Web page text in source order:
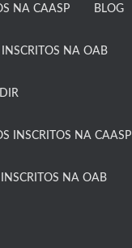
NA CAASP​ BLOG
NA OAB​
INSCRITOS NA CAASP​
NA OAB